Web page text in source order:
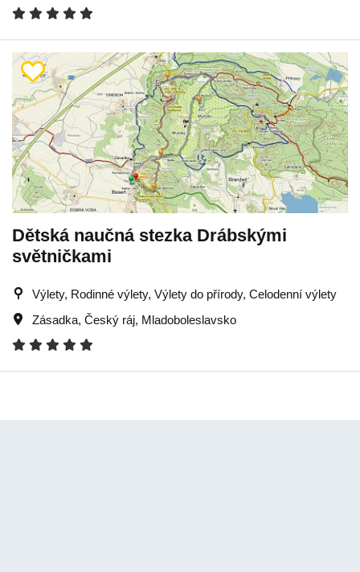
Dětská naučná stezka Drábskými
světničkami
Výlety, Rodinné výlety, Výlety do přírody, Celodenní výlety
Zásadka, Český ráj, Mladoboleslavsko